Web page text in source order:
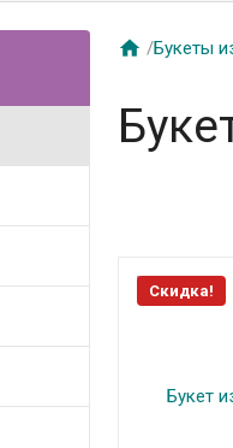
 /Букеты
Скидка!